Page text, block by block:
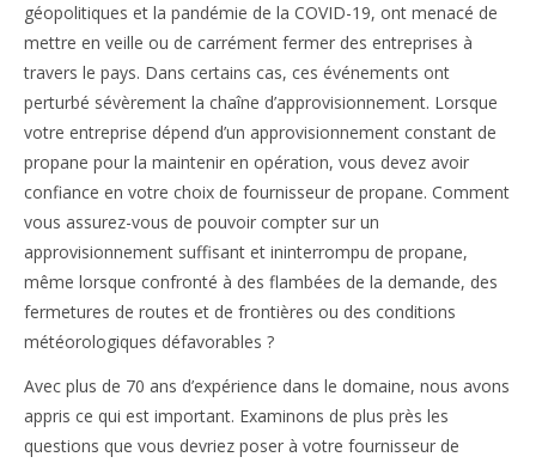
géopolitiques et la pandémie de la COVID-19, ont menacé de
mettre en veille ou de carrément fermer des entreprises à
travers le pays. Dans certains cas, ces événements ont
perturbé sévèrement la chaîne d’approvisionnement. Lorsque
votre entreprise dépend d’un approvisionnement constant de
propane pour la maintenir en opération, vous devez avoir
confiance en votre choix de fournisseur de propane. Comment
vous assurez-vous de pouvoir compter sur un
approvisionnement suffisant et ininterrompu de propane,
même lorsque confronté à des flambées de la demande, des
fermetures de routes et de frontières ou des conditions
météorologiques défavorables ?
Avec plus de 70 ans d’expérience dans le domaine, nous avons
appris ce qui est important. Examinons de plus près les
questions que vous devriez poser à votre fournisseur de